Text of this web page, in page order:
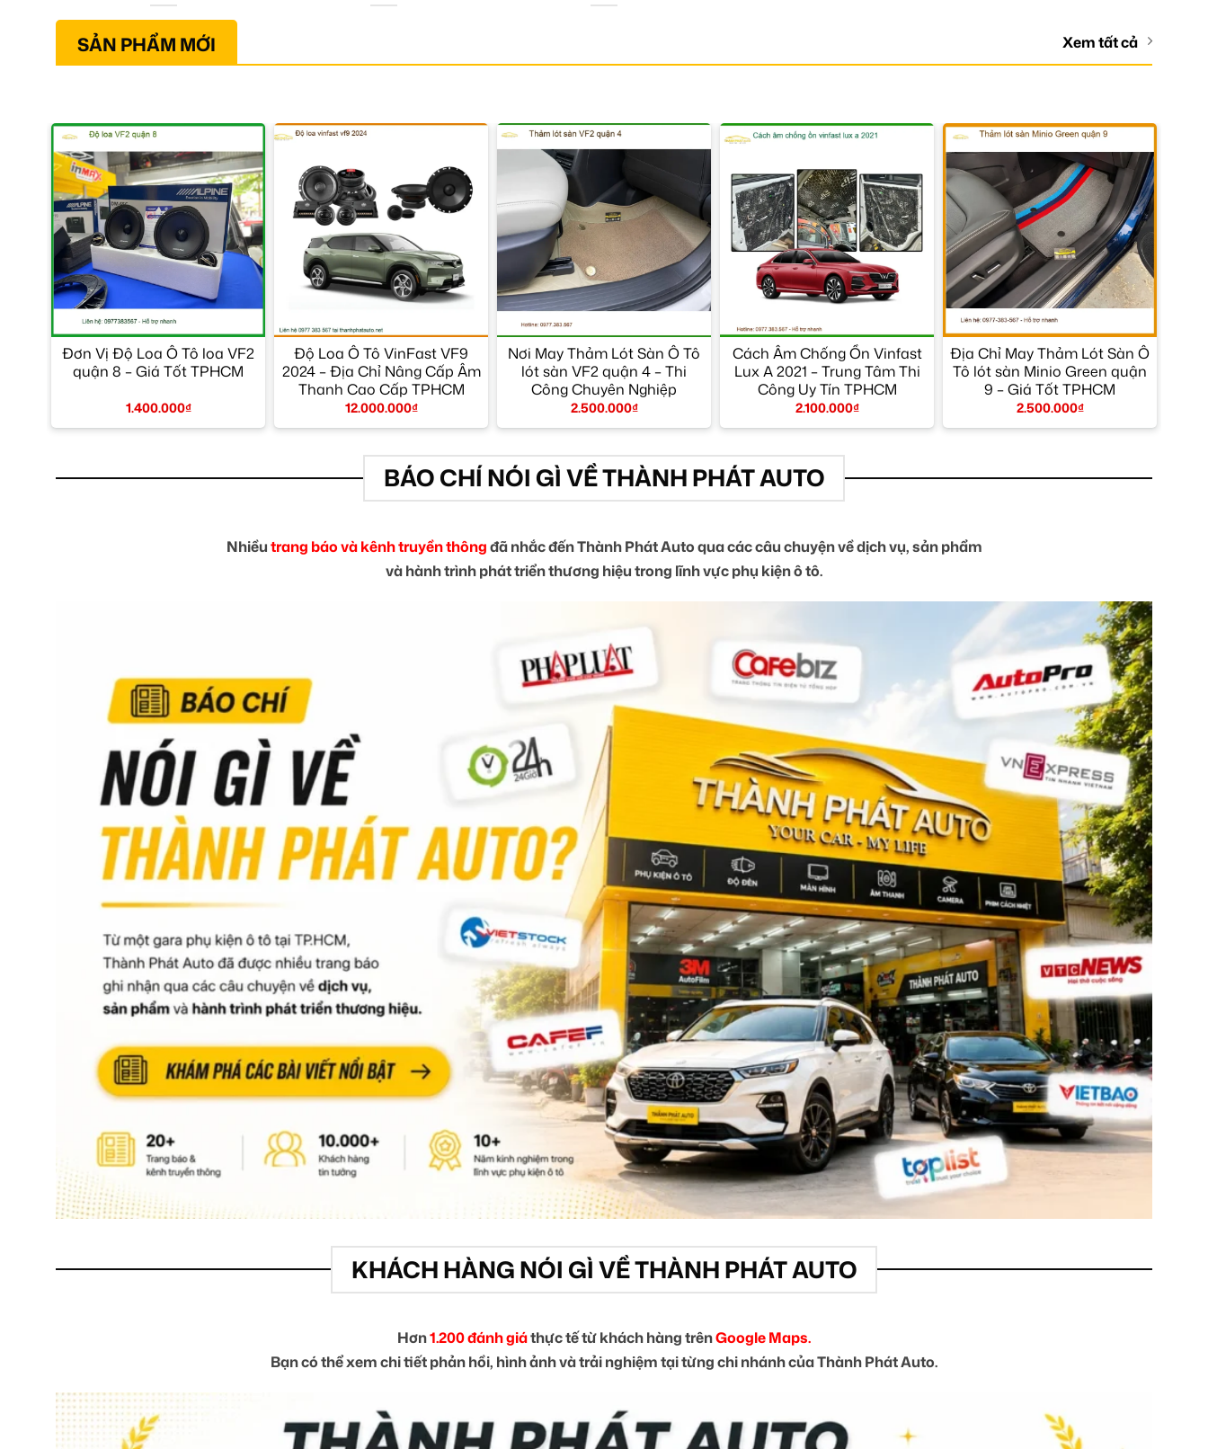
SẢN PHẨM MỚI Xem tất cả
Đơn Vị Độ Loa Ô Tô loa VF2
quận 8 – Giá Tốt TPHCM
1.400.000₫
Độ Loa Ô Tô VinFast VF9
2024 – Địa Chỉ Nâng Cấp Âm
Thanh Cao Cấp TPHCM
12.000.000₫
Nơi May Thảm Lót Sàn Ô Tô
lót sàn VF2 quận 4 – Thi
Công Chuyên Nghiệp
2.500.000₫
Cách Âm Chống Ồn Vinfast
Lux A 2021 – Trung Tâm Thi
Công Uy Tín TPHCM
2.100.000₫
Địa Chỉ May Thảm Lót Sàn Ô
Tô lót sàn Minio Green quận
9 – Giá Tốt TPHCM
2.500.000₫
BÁO CHÍ NÓI GÌ VỀ THÀNH PHÁT AUTO
Nhiềutrang báo và kênh truyền thôngđã nhắc đến Thành Phát Auto qua các câu chuyện về dịch vụ, sản phẩm
và hành trình phát triển thương hiệu trong lĩnh vực phụ kiện ô tô.
KHÁCH HÀNG NÓI GÌ VỀ THÀNH PHÁT AUTO
Hơn1.200 đánh giáthực tế từ khách hàng trênGoogle Maps.
Bạn có thể xem chi tiết phản hồi, hình ảnh và trải nghiệm tại từng chi nhánh của Thành Phát Auto.